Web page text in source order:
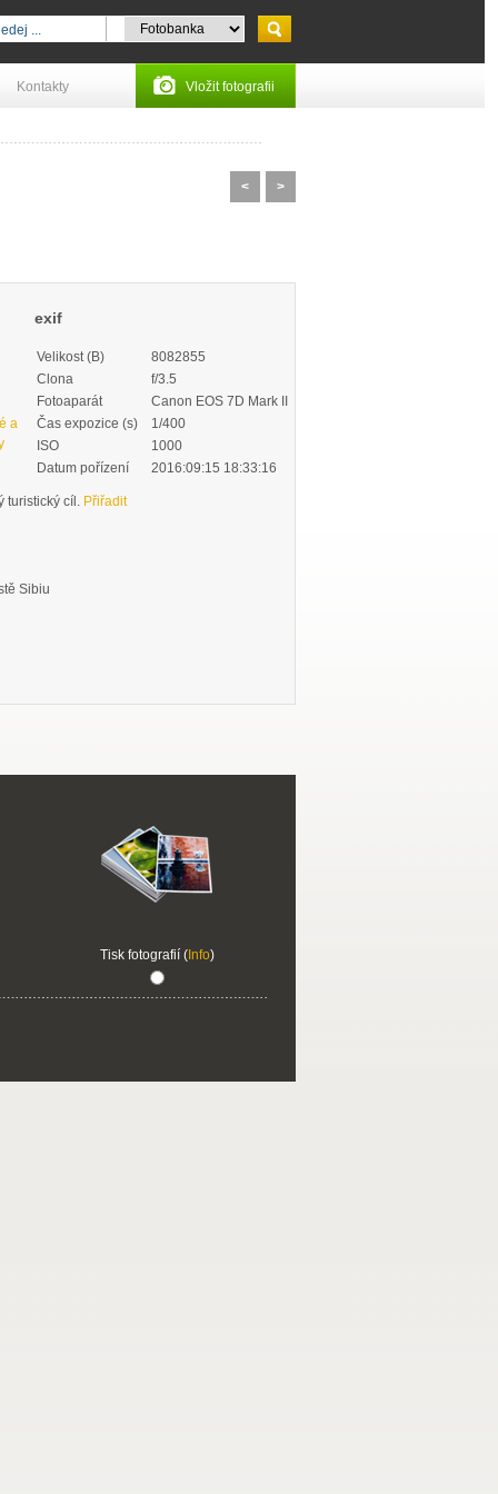
Kontakty Vložit fotografii
< >
a
exif
Velikost (B)
8082855
Clona
f/3.5
Fotoaparát
Canon EOS 7D Mark II
Čas expozice (s)
1/400
ISO
1000
Datum pořízení
2016:09:15 18:33:16
turistický cíl. Přiřadit
Sibiu
Tisk fotografií (Info)